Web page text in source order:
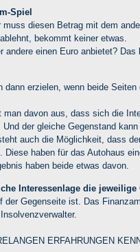
Spiel
diesen Betrag mit dem
bekommt keiner etwas.
andere einen Euro anbietet?
dann erzielen, wenn beide
man davon aus, dass sich die
der gleiche Gegenstand
auch die Möglichkeit, dass
Diese haben für das Autohaus
haben beide etwas davon.
Interessenlage die jeweilige
der Gegenseite ist. Das
ERFAHRUNGEN